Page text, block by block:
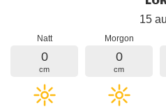
15
Natt
0
cm
Morgon
0
cm